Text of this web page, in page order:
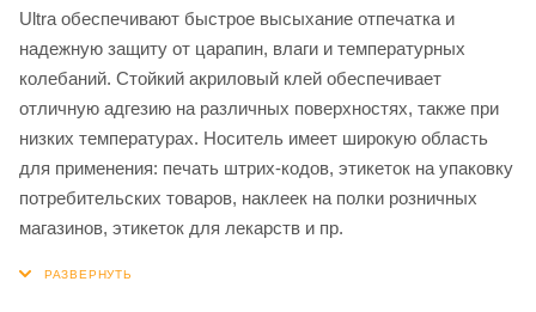
Ultra обеспечивают быстрое высыхание отпечатка и
надежную защиту от царапин, влаги и температурных
колебаний. Стойкий акриловый клей обеспечивает
отличную адгезию на различных поверхностях, также при
низких температурах. Носитель имеет широкую область
для применения: печать штрих-кодов, этикеток на упаковку
потребительских товаров, наклеек на полки розничных
магазинов, этикеток для лекарств и пр.